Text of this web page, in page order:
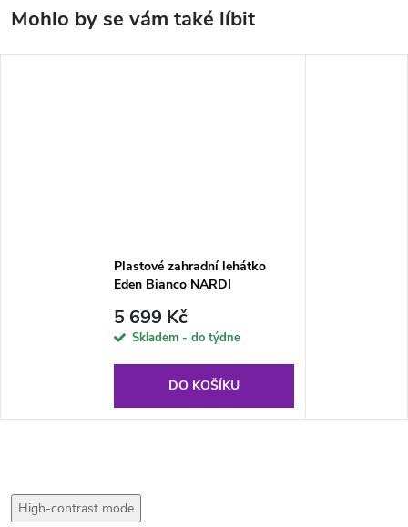
Plastové zahradní lehátko
Eden Bianco NARDI
5 699 Kč
Skladem - do týdne
DO KOŠÍKU
High-contrast mode